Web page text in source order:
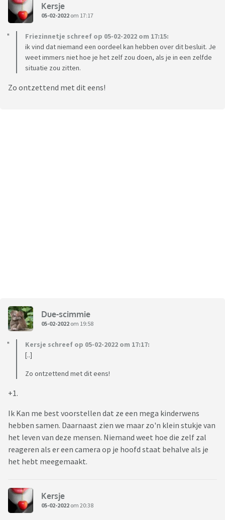
Kersje
05-02-2022 om 17:17
Friezinnetje schreef op 05-02-2022 om 17:15:
ik vind dat niemand een oordeel kan hebben over dit besluit. Je
weet immers niet hoe je het zelf zou doen, als je in een zelfde
situatie zou zitten.
Zo ontzettend met dit eens!
Due-scimmie
05-02-2022 om 19:58
Kersje schreef op 05-02-2022 om 17:17:
[..]
Zo ontzettend met dit eens!
+1.
Ik Kan me best voorstellen dat ze een mega kinderwens
hebben samen. Daarnaast zien we maar zo'n klein stukje van
het leven van deze mensen. Niemand weet hoe die zelf zal
reageren als er een camera op je hoofd staat behalve als je
het hebt meegemaakt.
Kersje
05-02-2022 om 20:38